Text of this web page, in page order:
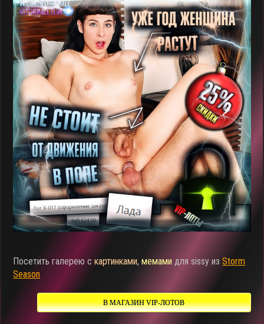
Посетить галерею скартинками,мемами для sissy изStorm
Season
В МАГАЗИН VIP-ЛОТОВ